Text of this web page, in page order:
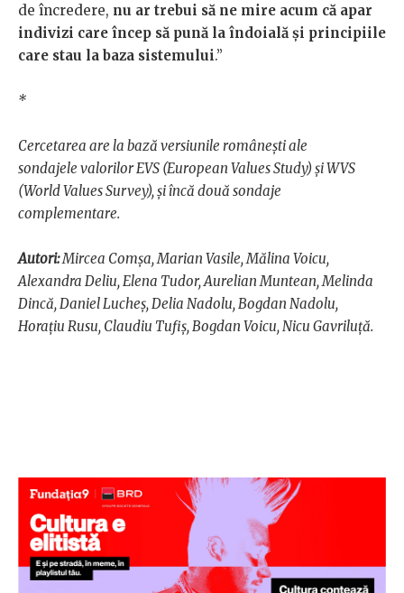
de încredere, nu ar trebui să ne mire acum că apar
indivizi care încep să pună la îndoială și principiile
care stau la baza sistemului.”
*
Cercetarea are la bază versiunile românești ale
sondajele valorilor EVS (European Values Study) și WVS
(World Values Survey), și încă două sondaje
complementare.
Autori:Mircea Comșa, Marian Vasile, Mălina Voicu,
Alexandra Deliu, Elena Tudor, Aurelian Muntean, Melinda
Dincă, Daniel Lucheș, Delia Nadolu, Bogdan Nadolu,
Horațiu Rusu, Claudiu Tufiș, Bogdan Voicu, Nicu Gavriluță.